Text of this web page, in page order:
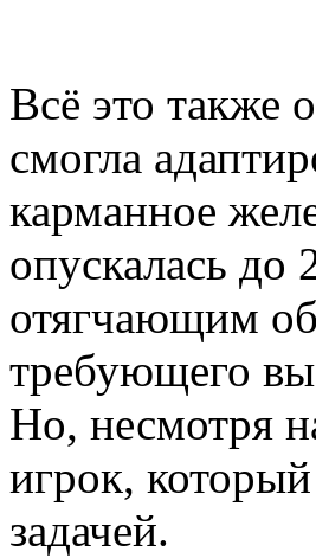
Всё это также
смогла
карманное
опускалась до
отягчающим
требующего
Но, несмотря
игрок,
задачей.